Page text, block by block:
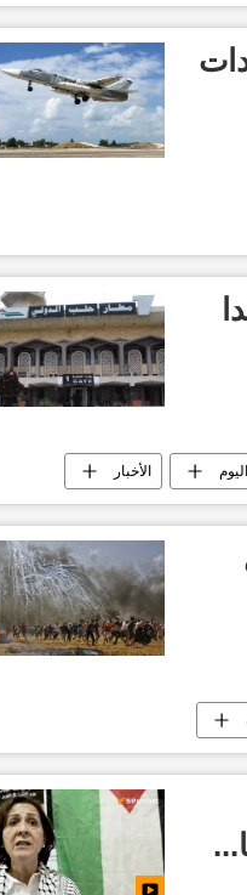
العالم
الأخبار